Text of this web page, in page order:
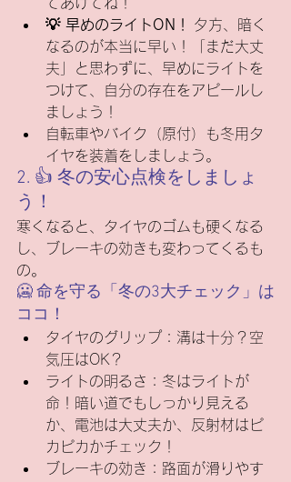
💡 早めのライトON！
夕方、暗く
なるのが本当に早い！「まだ大丈
夫」と思わずに、早めにライトを
つけて、自分の存在をアピールし
ましょう！
自転車やバイク（原付）も冬用タ
イヤを装着をしましょう。
2. 👍 冬の安心点検をしましょ
う！
寒くなると、タイヤのゴムも硬くなる
し、ブレーキの効きも変わってくるも
の。
🥶 命を守る「冬の3大チェック」は
ココ！
タイヤのグリップ：溝は十分？空
気圧はOK？
ライトの明るさ：冬はライトが
命！暗い道でもしっかり見える
か、電池は大丈夫か、反射材はピ
カピカかチェック！
ブレーキの効き：路面が滑りやす